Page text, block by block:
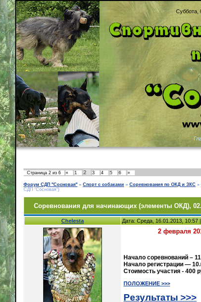
Суббота,
Страница 2 из 6 « 1 2 3 4 5 6 »
Форум СДП "Сосновая" » Спорт с собаками » Соревнования по ОКД и ЗКС »
СДП "Сосновая")
Cоревнования для начинающих (элементы ОКД),
Chelesta Дата: Среда, 16.01.2013,
2 февраля
Начало соревнований –
Начало регистрации —
Стоимость участия - 400
ПОЛОЖЕНИЕ >>>
Результаты >>>